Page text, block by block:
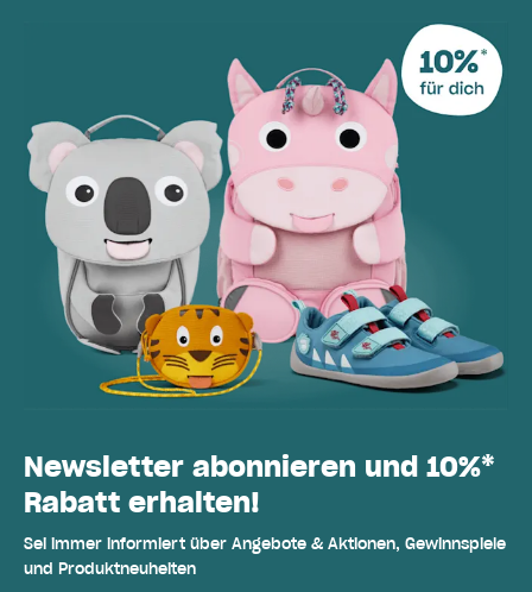
Newsletter abonnieren und 10%*
Rabatt erhalten!
Sei immer informiert über Angebote & Aktionen, Gewinnspiele
und Produktneuheiten